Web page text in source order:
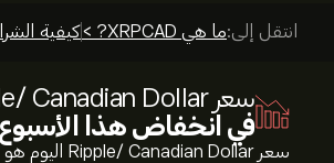
انتقل إلى:ما هي XRPCAD? > كيفية
سعر Ripple/ Canadian Dollar
في انخفاض هذا